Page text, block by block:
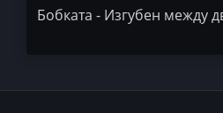
Бобката - Изгубен между